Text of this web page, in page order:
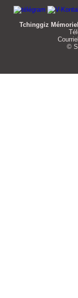
Tchinggiz Mémoriel
©